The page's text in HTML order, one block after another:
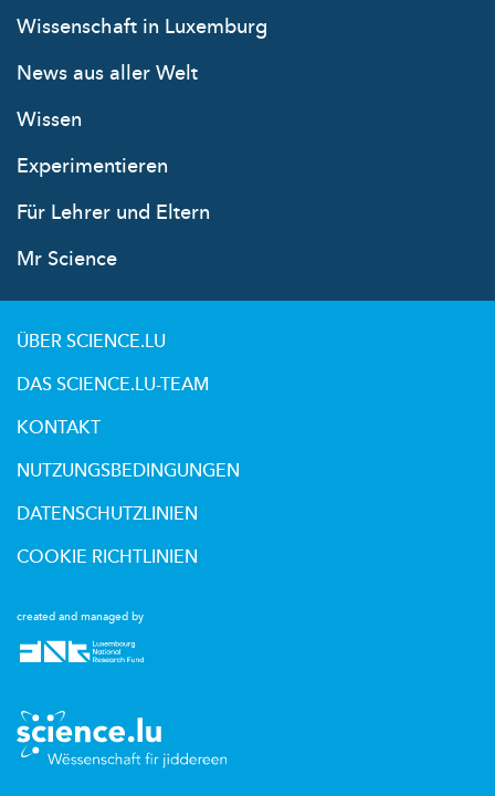
Wissenschaft in Luxemburg
News aus aller Welt
Wissen
Experimentieren
Für Lehrer und Eltern
Mr Science
created and managed by
ÜBER SCIENCE.LU
DAS SCIENCE.LU-TEAM
KONTAKT
NUTZUNGSBEDINGUNGEN
DATENSCHUTZLINIEN
COOKIE RICHTLINIEN